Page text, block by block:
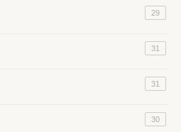
29
31
31
30